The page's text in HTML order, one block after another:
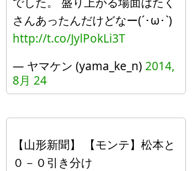
さんあったんだけどなー(´･ω･`)
http://t.co/JylPokLi3T
— ヤマケン (yama_ke_n) 2014,
8月 24
【山形新聞】 【モンテ】松本と
０－０引き分け